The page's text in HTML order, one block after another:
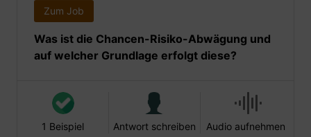
Zum Job
Was ist die Chancen-Risiko-Abwägung und
auf welcher Grundlage erfolgt diese?
1 Beispiel Antwort schreiben Audio aufnehmen